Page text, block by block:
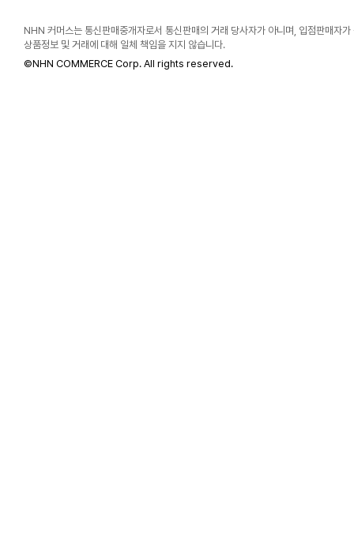
NHN 커머스는 통신판매중개자로서 통신판매의 거래 당사자가 아니며, 입점판매자가
상품정보 및 거래에 대해 일체 책임을 지지 않습니다.
©NHN COMMERCE Corp. All rights reserved.